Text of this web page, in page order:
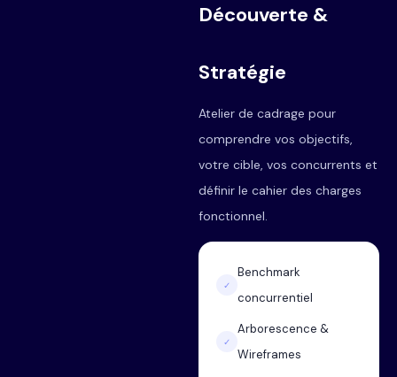
Découverte &
Stratégie
Atelier de cadrage pour
comprendre vos objectifs,
votre cible, vos concurrents et
définir le cahier des charges
fonctionnel.
✓
Benchmark
concurrentiel
✓
Arborescence &
Wireframes